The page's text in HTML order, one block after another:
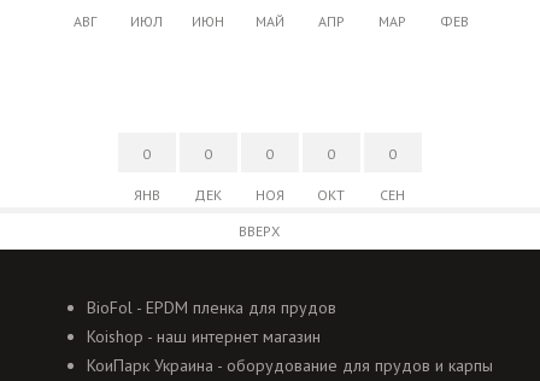
АВГ ИЮЛ ИЮН МАЙ АПР МАР ФЕВ
0
ЯНВ
0
ДЕК
0
НОЯ
0
ОКТ
0
СЕН
ВВЕРХ
BioFol - EPDM пленка для прудов
Koishop - наш интернет магазин
КоиПарк Украина - оборудование для прудов и карпы